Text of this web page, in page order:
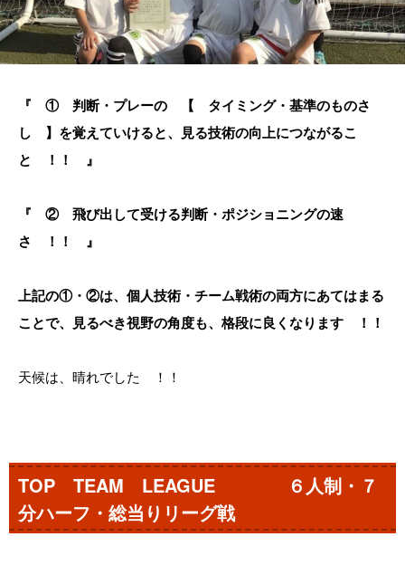
『 ① 判断・プレーの 【 タイミング・基準のものさ
し 】を覚えていけると、見る技術の向上につながるこ
と ！！ 』
『 ② 飛び出して受ける判断・ポジショニングの速
さ ！！ 』
上記の①・②は、個人技術・チーム戦術の両方にあてはまる
ことで、見るべき視野の角度も、格段に良くなります ！！
天候は、晴れでした ！！
TOP TEAM LEAGUE ６人制・７
分ハーフ・総当りリーグ戦